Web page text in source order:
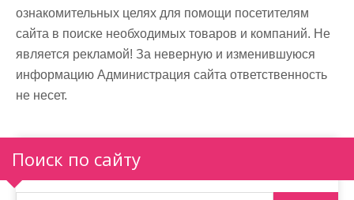
ознакомительных целях для помощи посетителям
сайта в поиске необходимых товаров и компаний. Не
является рекламой! За неверную и изменившуюся
информацию Администрация сайта ответственность
не несет.
Поиск по сайту